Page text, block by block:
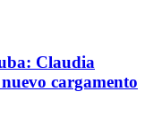
Claudia
cargamento